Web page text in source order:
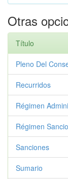
Otras
Título
Pleno Del
Recurridos
Régimen
Régimen
Sanciones
Sumario